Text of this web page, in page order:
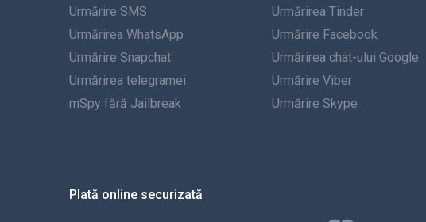
Urmărire SMS
Urmărirea WhatsApp
Urmărire Snapchat
Urmărirea telegramei
mSpy fără Jailbreak
Urmărirea Tinder
Urmărire Facebook
Urmărirea chat-ului Google
Urmărire Viber
Urmărire Skype
Plată online securizată